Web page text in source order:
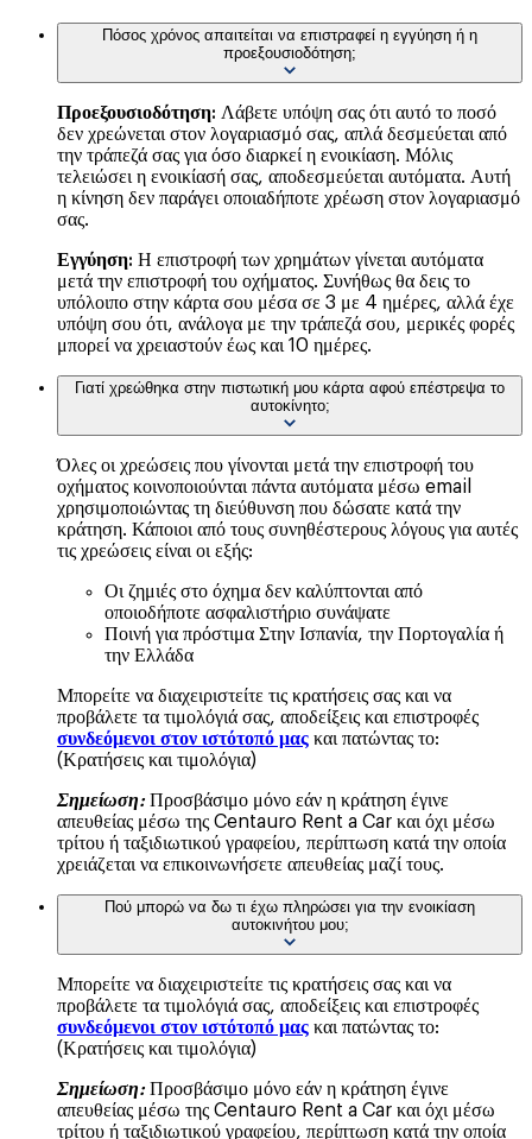
Πόσος χρόνος απαιτείται να επιστραφεί η εγγύηση ή η
προεξουσιοδότηση;
Προεξουσιοδότηση: Λάβετε υπόψη σας ότι αυτό το ποσό
δεν χρεώνεται στον λογαριασμό σας, απλά δεσμεύεται από
την τράπεζά σας για όσο διαρκεί η ενοικίαση. Μόλις
τελειώσει η ενοικίασή σας, αποδεσμεύεται αυτόματα. Αυτή
η κίνηση δεν παράγει οποιαδήποτε χρέωση στον λογαριασμό
σας.
Εγγύηση: Η επιστροφή των χρημάτων γίνεται αυτόματα
μετά την επιστροφή του οχήματος. Συνήθως θα δεις το
υπόλοιπο στην κάρτα σου μέσα σε 3 με 4 ημέρες, αλλά έχε
υπόψη σου ότι, ανάλογα με την τράπεζά σου, μερικές φορές
μπορεί να χρειαστούν έως και 10 ημέρες.
Γιατί χρεώθηκα στην πιστωτική μου κάρτα αφού επέστρεψα το
αυτοκίνητο;
Όλες οι χρεώσεις που γίνονται μετά την επιστροφή του
οχήματος κοινοποιούνται πάντα αυτόματα μέσω email
χρησιμοποιώντας τη διεύθυνση που δώσατε κατά την
κράτηση. Κάποιοι από τους συνηθέστερους λόγους για αυτές
τις χρεώσεις είναι οι εξής:
Οι ζημιές στο όχημα δεν καλύπτονται από
οποιοδήποτε ασφαλιστήριο συνάψατε
Ποινή για πρόστιμα Στην Ισπανία, την Πορτογαλία ή
την Ελλάδα
Μπορείτε να διαχειριστείτε τις κρατήσεις σας και να
προβάλετε τα τιμολόγιά σας, αποδείξεις και επιστροφές
συνδεόμενοι στον ιστότοπό μας και πατώντας το:
(Κρατήσεις και τιμολόγια)
Σημείωση: Προσβάσιμο μόνο εάν η κράτηση έγινε
απευθείας μέσω της Centauro Rent a Car και όχι μέσω
τρίτου ή ταξιδιωτικού γραφείου, περίπτωση κατά την οποία
χρειάζεται να επικοινωνήσετε απευθείας μαζί τους.
Πού μπορώ να δω τι έχω πληρώσει για την ενοικίαση
αυτοκινήτου μου;
Μπορείτε να διαχειριστείτε τις κρατήσεις σας και να
προβάλετε τα τιμολόγιά σας, αποδείξεις και επιστροφές
συνδεόμενοι στον ιστότοπό μας και πατώντας το:
(Κρατήσεις και τιμολόγια)
Σημείωση: Προσβάσιμο μόνο εάν η κράτηση έγινε
απευθείας μέσω της Centauro Rent a Car και όχι μέσω
τρίτου ή ταξιδιωτικού γραφείου, περίπτωση κατά την οποία